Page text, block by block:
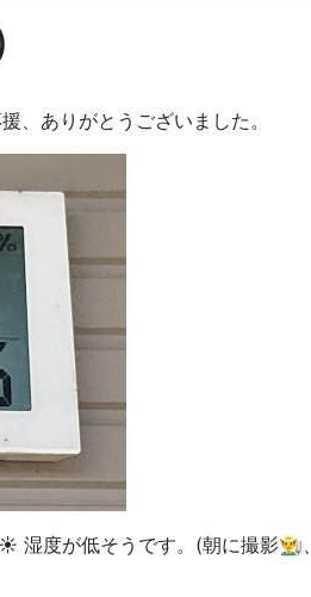
、ありがとうございました。
湿度が低そうです。(朝に撮影👨‍🌾、